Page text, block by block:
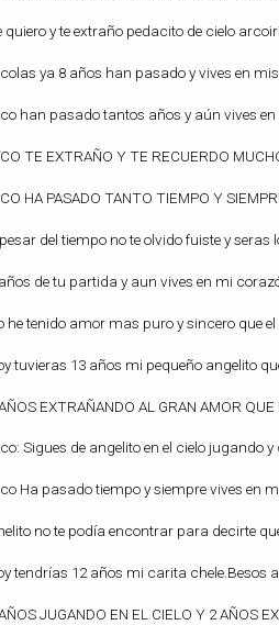
quiero y te extraño pedacito de cielo
ya 8 años han pasado y vives en
han pasado tantos años y aún vives
TE EXTRAÑO Y TE RECUERDO
HA PASADO TANTO TIEMPO Y
del tiempo no te olvido fuiste y seras
de tu partida y aun vives en mi
he tenido amor mas puro y sincero que
tuvieras 13 años mi pequeño angelito
EXTRAÑANDO AL GRAN AMOR
Sigues de angelito en el cielo jugando
Ha pasado tiempo y siempre vives en
no te podía encontrar para decirte
tendrías 12 años mi carita chele.Besos
JUGANDO EN EL CIELO Y 2 AÑOS